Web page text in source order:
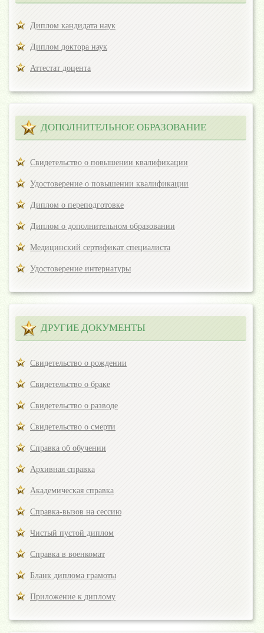
Диплом кандидата наук
Диплом доктора наук
Аттестат доцента
ДОПОЛНИТЕЛЬНОЕ ОБРАЗОВАНИЕ
Свидетельство о повышении квалификации
Удостоверение о повышении квалификации
Диплом о переподготовке
Диплом о дополнительном образовании
Медицинский сертификат специалиста
Удостоверение интернатуры
ДРУГИЕ ДОКУМЕНТЫ
Свидетельство о рождении
Свидетельство о браке
Свидетельство о разводе
Свидетельство о смерти
Справка об обучении
Архивная справка
Академическая справка
Справка-вызов на сессию
Чистый пустой диплом
Справка в военкомат
Бланк диплома грамоты
Приложение к диплому